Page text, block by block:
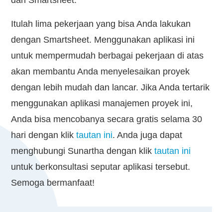
Itulah lima pekerjaan yang bisa Anda lakukan
dengan Smartsheet. Menggunakan aplikasi ini
untuk mempermudah berbagai pekerjaan di atas
akan membantu Anda menyelesaikan proyek
dengan lebih mudah dan lancar. Jika Anda tertarik
menggunakan aplikasi manajemen proyek ini,
Anda bisa mencobanya secara gratis selama 30
hari dengan kliktautan ini. Anda juga dapat
menghubungi Sunartha dengan kliktautan ini
untuk berkonsultasi seputar aplikasi tersebut.
Semoga bermanfaat!